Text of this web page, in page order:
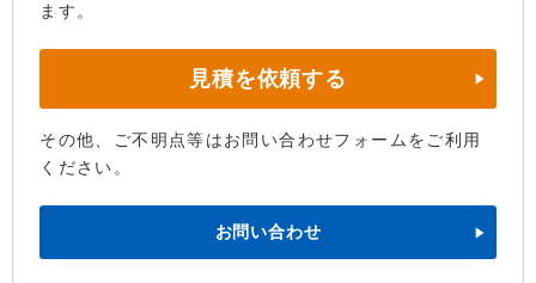
ます。
見積を依頼する
その他、ご不明点等はお問い合わせフォームをご利用
ください。
お問い合わせ